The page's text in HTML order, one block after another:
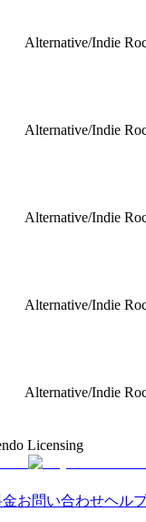
Alternative/Indie
Alternative/Indie
Alternative/Indie
Alternative/Indie
Alternative/Indie
Licensing
お問い合わせヘル